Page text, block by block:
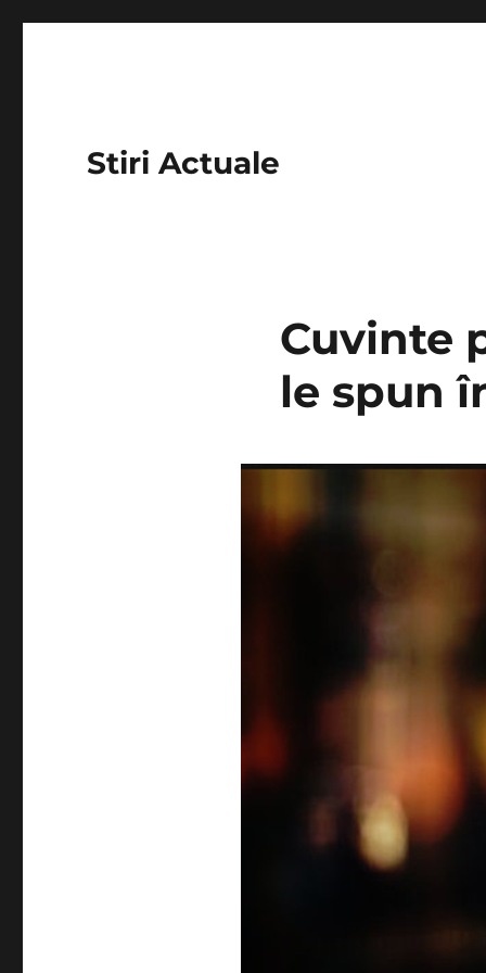
Stiri Actuale
Cuvinte
le spun